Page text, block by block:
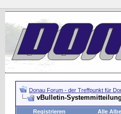
Donau Forum - der Treffpunkt für
vBulletin-Systemmitteilung
Registrieren Alle